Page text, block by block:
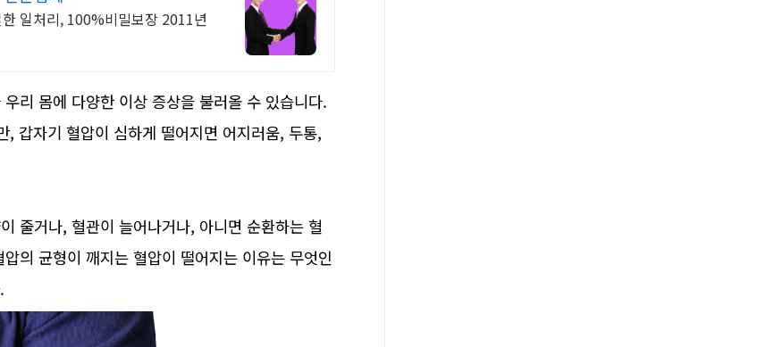
일처리, 100%비밀보장 2011년
리 몸에 다양한 이상 증상을 불러올 수 있습니다.
갑자기 혈압이 심하게 떨어지면 어지러움, 두통,
줄거나, 혈관이 늘어나거나, 아니면 순환하는 혈
의 균형이 깨지는 혈압이 떨어지는 이유는 무엇인